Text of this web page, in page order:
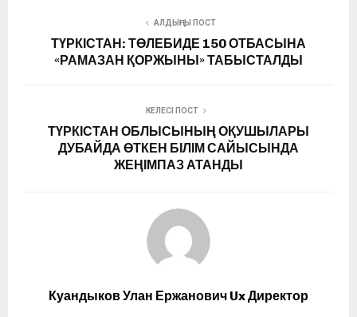
АЛДЫҢҒЫ ПОСТ
ТҮРКІСТАН: ТӨЛЕБИДЕ 150 ОТБАСЫНА
«РАМАЗАН ҚОРЖЫНЫ» ТАБЫСТАЛДЫ
КЕЛЕСІ ПОСТ
ТҮРКІСТАН ОБЛЫСЫНЫҢ ОҚУШЫЛАРЫ
ДУБАЙДА ӨТКЕН БІЛІМ САЙЫСЫНДА
ЖЕҢІМПАЗ АТАНДЫ
Куандыков Улан Ержанович Ux Директор